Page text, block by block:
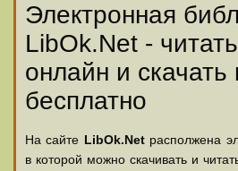
Электронная
LibOk.Net -
онлайн и скачать
бесплатно
На сайте LibOk.Netрасполжена
в которой можно скачивать и